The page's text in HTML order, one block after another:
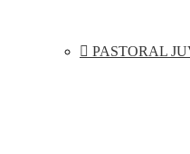
PASTORAL